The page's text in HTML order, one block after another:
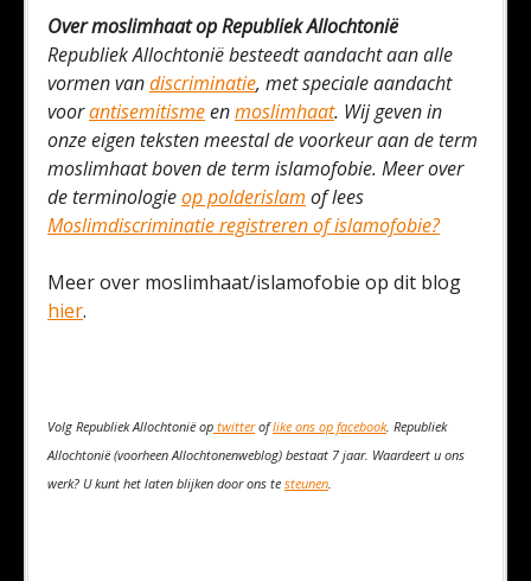
Over moslimhaat op Republiek Allochtonië
Republiek Allochtonië besteedt aandacht aan alle
vormen vandiscriminatie, met speciale aandacht
voorantisemitismeenmoslimhaat. Wij geven in
onze eigen teksten meestal de voorkeur aan de term
moslimhaat boven de term islamofobie. Meer over
de terminologieop polderislam of lees
Moslimdiscriminatie registreren of islamofobie?
Meer over moslimhaat/islamofobie op dit blog
hier.
Volg Republiek Allochtonië op twitteroflike ons op facebook. Republiek
Allochtonië (voorheen Allochtonenweblog) bestaat 7 jaar. Waardeert u ons
werk? U kunt het laten blijken door ons te steunen.